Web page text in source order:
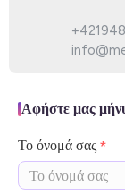
Αφήστε μας
Το όνομά σας